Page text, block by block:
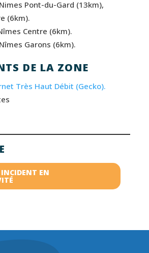
Nimes Pont-du-Gard (13km),
(6km).
Centre (6km).
Nîmes Garons (6km).
DE LA ZONE
Très Haut Débit (Gecko).
INCIDENT EN